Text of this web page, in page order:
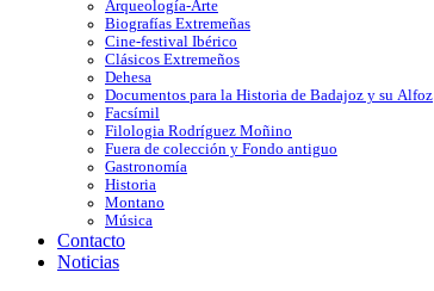
Arqueología-Arte
Biografías Extremeñas
Cine-festival Ibérico
Clásicos Extremeños
Dehesa
Documentos para la Historia de Badajoz y su Alfoz
Facsímil
Filologia Rodríguez Moñino
Fuera de colección y Fondo antiguo
Gastronomía
Historia
Montano
Música
Contacto
Noticias